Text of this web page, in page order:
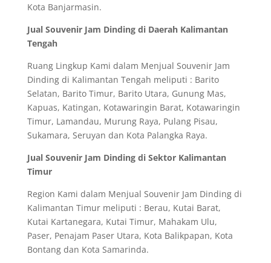
Kota Banjarmasin.
Jual Souvenir Jam Dinding di Daerah Kalimantan
Tengah
Ruang Lingkup Kami dalam Menjual Souvenir Jam
Dinding di Kalimantan Tengah meliputi : Barito
Selatan, Barito Timur, Barito Utara, Gunung Mas,
Kapuas, Katingan, Kotawaringin Barat, Kotawaringin
Timur, Lamandau, Murung Raya, Pulang Pisau,
Sukamara, Seruyan dan Kota Palangka Raya.
Jual Souvenir Jam Dinding di Sektor Kalimantan
Timur
Region Kami dalam Menjual Souvenir Jam Dinding di
Kalimantan Timur meliputi : Berau, Kutai Barat,
Kutai Kartanegara, Kutai Timur, Mahakam Ulu,
Paser, Penajam Paser Utara, Kota Balikpapan, Kota
Bontang dan Kota Samarinda.